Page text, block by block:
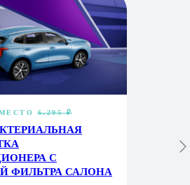
6.295 ₽
С
ФИЛЬТРА САЛОНА